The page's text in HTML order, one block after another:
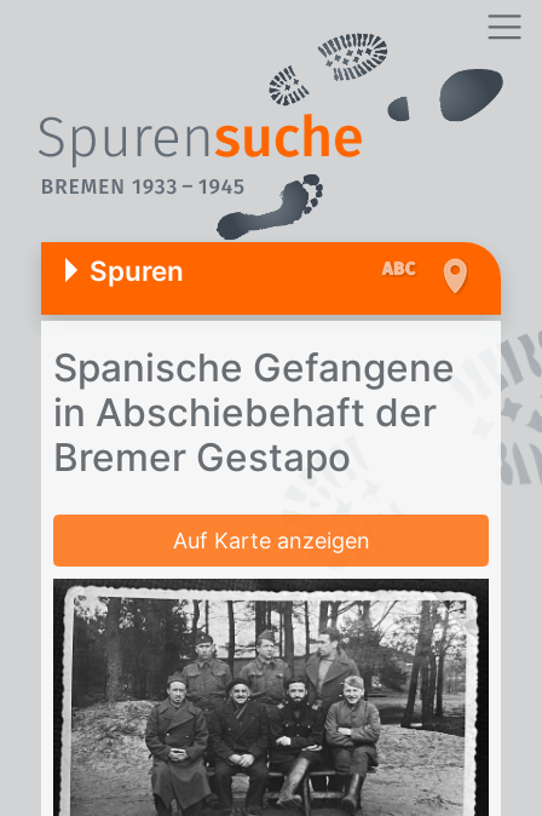
Spuren
Spa­ni­sche Ge­fan­ge­ne
in Ab­schie­be­haft der
Bre­mer Ge­sta­po
Auf Karte anzeigen